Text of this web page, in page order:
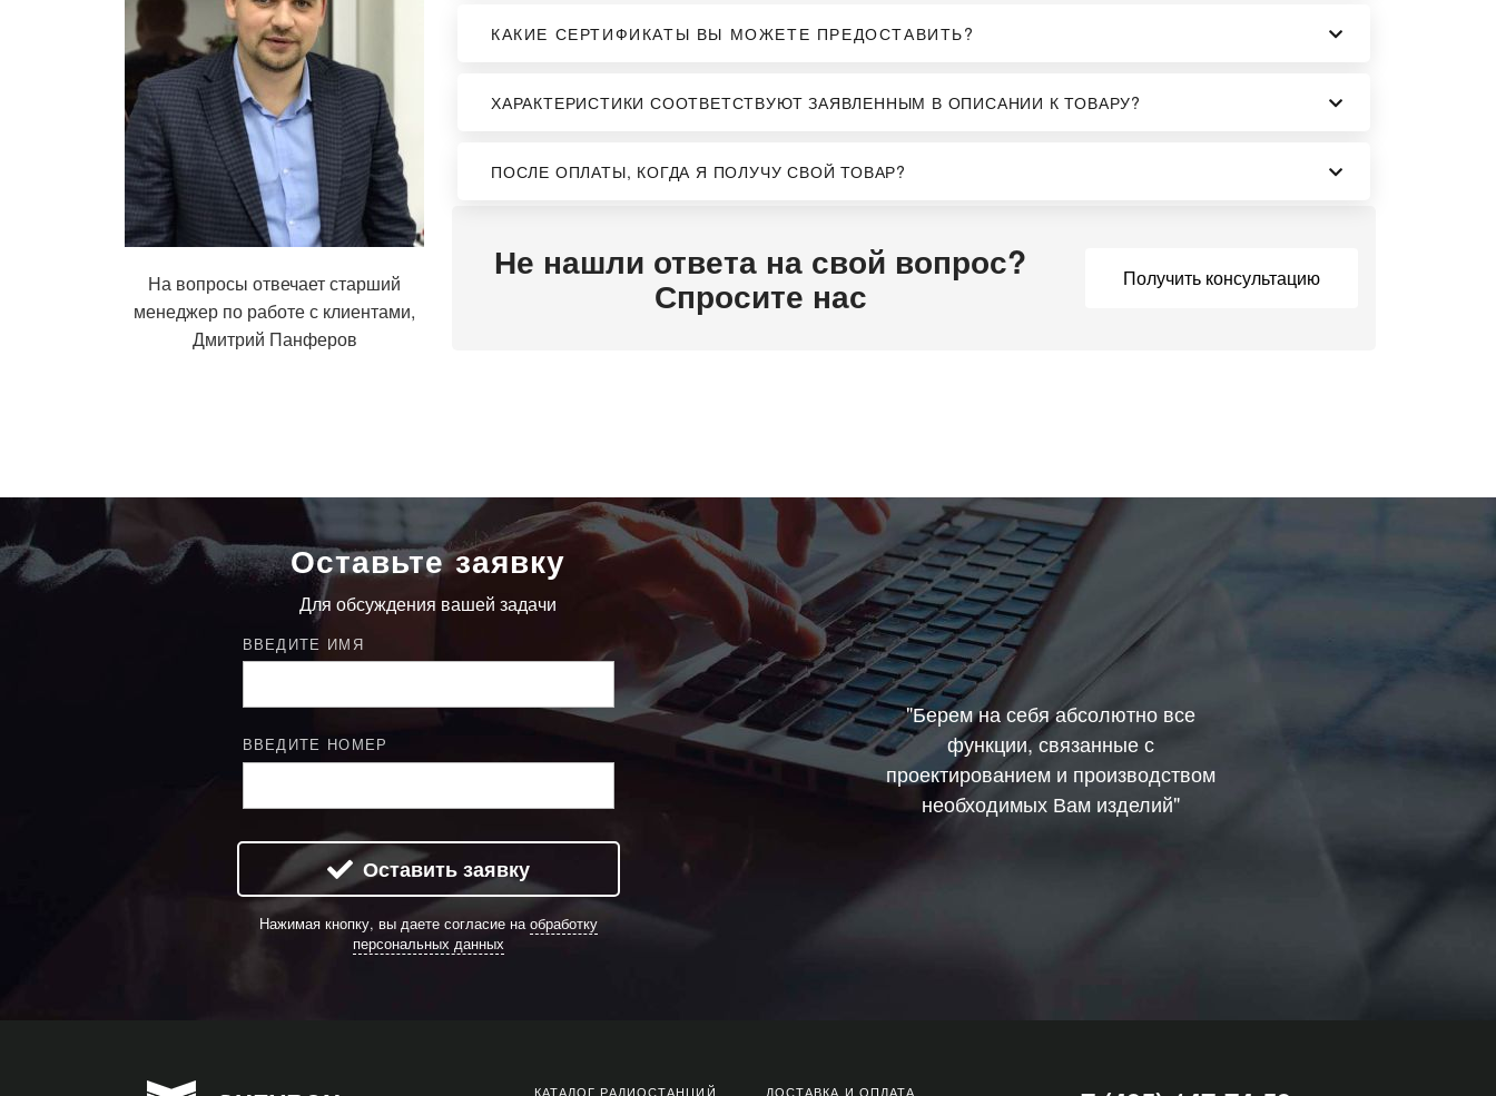
На вопросы отвечает старший
менеджер по работе с клиентами,
Дмитрий Панферов
КАКИЕ СЕРТИФИКАТЫ ВЫ МОЖЕТЕ ПРЕДОСТАВИТЬ?
ХАРАКТЕРИСТИКИ СООТВЕТСТВУЮТ ЗАЯВЛЕННЫМ В ОПИСАНИИ К ТОВАРУ?
ПОСЛЕ ОПЛАТЫ, КОГДА Я ПОЛУЧУ СВОЙ ТОВАР?
Не нашли ответа на свой вопрос?
Спросите нас Получить консультацию
Оставьте заявку
Для обсуждения вашей задачи
ВВЕДИТЕ ИМЯ
ВВЕДИТЕ НОМЕР
Оставить заявку
Нажимая кнопку, вы даете согласие наобработку
персональных данных
"Берем на себя абсолютно все
функции, связанные с
проектированием и производством
необходимых Вам изделий"
КАТАЛОГ РАДИОСТАНЦИЙ ДОСТАВКА И ОПЛАТА